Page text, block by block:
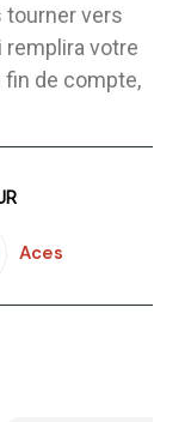
tourner vers
votre
fin de compte,
Aces